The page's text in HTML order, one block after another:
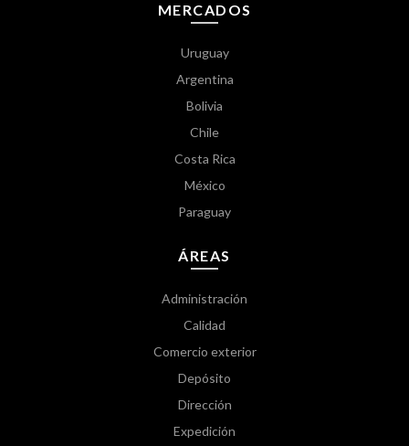
MERCADOS
Uruguay
Argentina
Bolivia
Chile
Costa Rica
México
Paraguay
ÁREAS
Administración
Calidad
Comercio exterior
Depósito
Dirección
Expedición